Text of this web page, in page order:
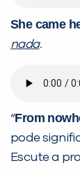
She came
nada.
“From
pode
Escute a